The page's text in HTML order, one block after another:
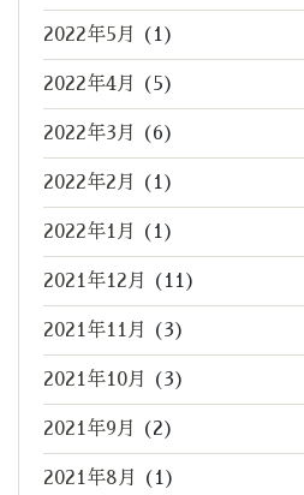
2022年5月 (1)
2022年4月 (5)
2022年3月 (6)
2022年2月 (1)
2022年1月 (1)
2021年12月 (11)
2021年11月 (3)
2021年10月 (3)
2021年9月 (2)
2021年8月 (1)